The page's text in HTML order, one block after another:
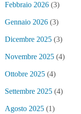
Febbraio 2026 (3)
Gennaio 2026 (3)
Dicembre 2025 (3)
Novembre 2025 (4)
Ottobre 2025 (4)
Settembre 2025 (4)
Agosto 2025 (1)